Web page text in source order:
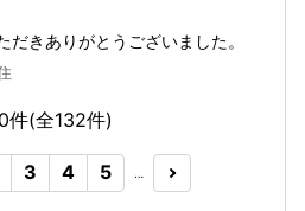
だきありがとうございました。
件(全132件)
3 4 5 …